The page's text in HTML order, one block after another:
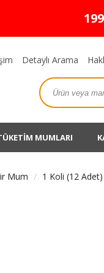
Detaylı Arama
MUMLARI
Mum 1 Koli (12 Adet)